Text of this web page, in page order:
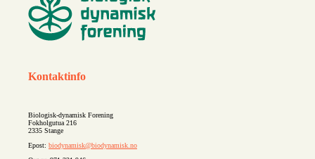
Kontaktinfo
Biologisk-dynamisk Forening
Fokholgutua 216
2335 Stange
Epost: biodynamisk@biodynamisk.no